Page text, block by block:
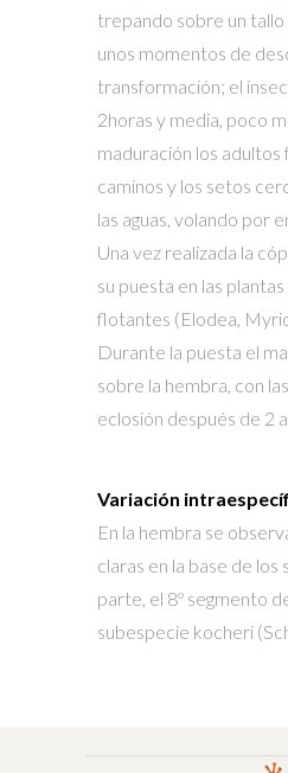
trepando sobre un tallo
unos momentos de
transformación; el
2horas y media, poco
maduración los adultos
caminos y los setos
las aguas, volando por
Una vez realizada la
su puesta en las
flotantes (Elodea,
Durante la puesta el
sobre la hembra, con
eclosión después de 2
Variación
En la hembra se
claras en la base de
parte, el 8º segmento
subespecie kocheri